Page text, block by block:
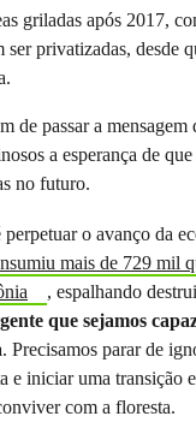
griladas após 2017,
ser privatizadas, desde
de passar a
a esperança de
no futuro.
o avanço da
mais de 729 mil
, espalhando
que sejamos
. Precisamos parar de
e iniciar uma transição
com a floresta.